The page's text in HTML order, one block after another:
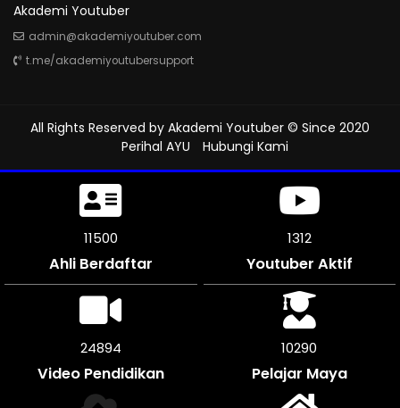
Akademi Youtuber
admin@akademiyoutuber.com
t.me/akademiyoutubersupport
All Rights Reserved by Akademi Youtuber © Since 2020
Perihal AYU
Hubungi Kami
11500
Ahli Berdaftar
1312
Youtuber Aktif
25316
Video Pendidikan
10290
Pelajar Maya